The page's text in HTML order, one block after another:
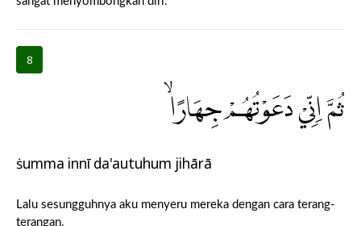
8
ثُمَّ اِنِّيْ دَعَوْتُهُمْ جِهَارًاۙ
ṡumma innī da'autuhum jihārā
Lalu sesungguhnya aku menyeru mereka dengan cara terang-
terangan.